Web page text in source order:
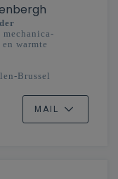
warmte
Brussel
MAIL